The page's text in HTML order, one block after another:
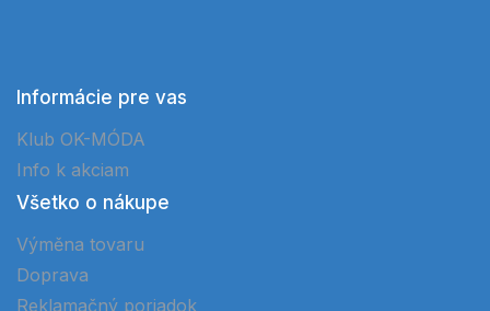
Informácie pre vas
Klub OK-MÓDA
Info k akciam
Všetko o nákupe
Výměna tovaru
Doprava
Reklamačný poriadok